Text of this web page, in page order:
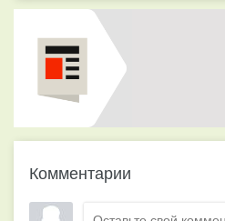
Комментарии